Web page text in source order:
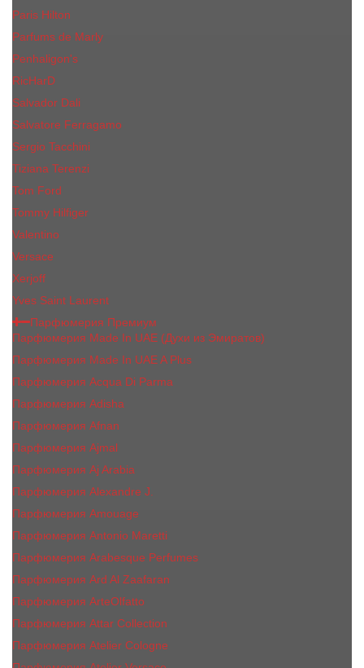
Paris Hilton
Parfums de Marly
Penhaligon​'s
RicHarD
Salvador Dali
Salvatore Ferragamo
Sergio Tacchini
Tiziana Terenzi
Tom Ford
Tommy Hilfiger
Valentino
Versace
Xerjoff
Yves Saint Laurent
Парфюмерия Премиум
Парфюмерия Made In UAE (Духи из Эмиратов)
Парфюмерия Made In UAE A Plus
Парфюмерия Acqua Di Parma
Парфюмерия Adisha
Парфюмерия Afnan
Парфюмерия Ajmal
Парфюмерия Aj Arabia
Парфюмерия Alexandre J.
Парфюмерия Amouage
Парфюмерия Antonio Maretti
Парфюмерия Arabesque Perfumes
Парфюмерия Ard Al Zaafaran
Парфюмерия ArteOlfatto
Парфюмерия Attar Collection
Парфюмерия Atelier Cologne